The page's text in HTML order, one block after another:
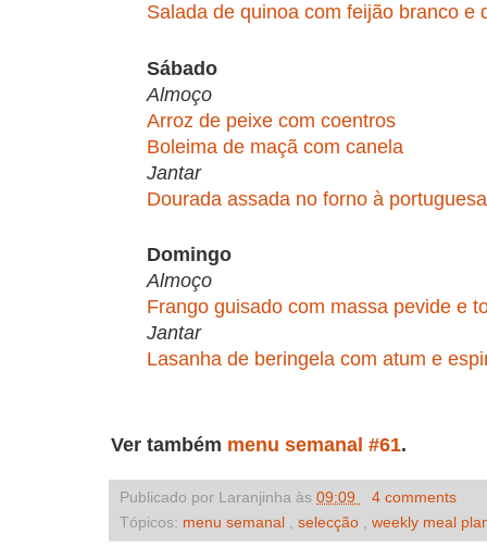
Salada de quinoa com feijão branco e
Sábado
Almoço
Arroz de peixe com coentros
Boleima de maçã com canela
Jantar
Dourada assada no forno à portuguesa
Domingo
Almoço
Frango guisado com massa pevide e
Jantar
Lasanha de beringela com atum e
Ver também menu semanal #61.
Publicado por Laranjinha às 09:09
4 comments
Tópicos: menu semanal selecção weekly meal